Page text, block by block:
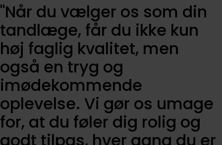
"Når du vælger os som din
tandlæge, får du ikke kun
høj faglig kvalitet, men
også en tryg og
imødekommende
oplevelse. Vi gør os umage
for, at du føler dig rolig og
godt tilpas, hver gang du er